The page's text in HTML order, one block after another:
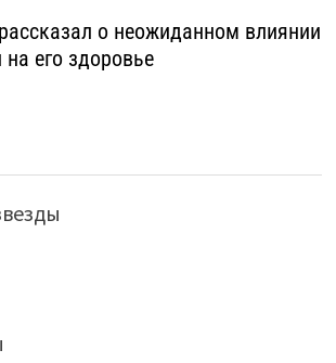
о неожиданном влиянии
его здоровье